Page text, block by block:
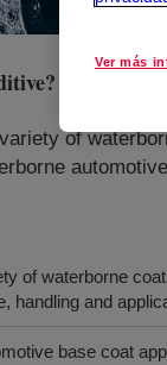
?
of
of waterborne
handling and
base coat
Ver más